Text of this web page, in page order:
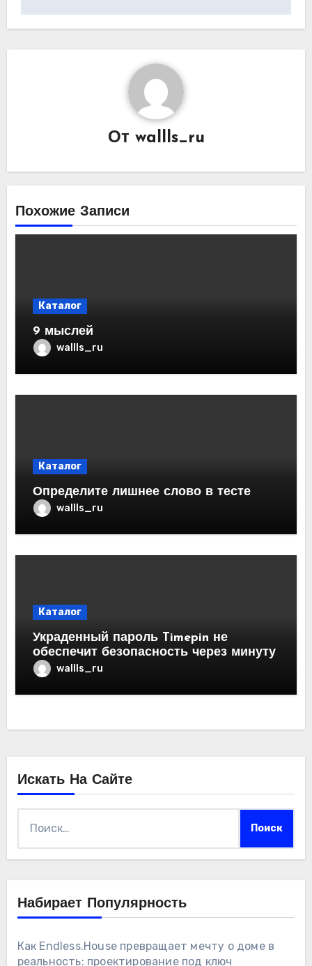
От wallls_ru
Похожие Записи
Каталог
9 мыслей
wallls_ru
Каталог
Определите лишнее слово в тесте
wallls_ru
Каталог
Украденный пароль Timepin не
обеспечит безопасность через минуту
wallls_ru
Искать На Сайте
Набирает Популярность
Как Endless.House превращает мечту о доме в
реальность: проектирование под ключ